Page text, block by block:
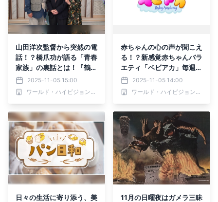
山田洋次監督から突然の電
話！？橋爪功が語る「青春
家族」の裏話とは！『鶴瓶
ちゃんとサワコちゃん～昭
和の大先輩とおかしな２人
～』第53回ゲスト：橋爪
時00分～ BS12 トゥエル
ビで放送
2025-11-05 15:00
ワールド・ハイビジョン・チャンネル株式会社
赤ちゃんの心の声が聞こえ
る！？新感覚赤ちゃんバラ
エティ「ベビアカ」毎週水
曜よる9:55～ BS12 トゥ
エルビで放送開始
2025-11-05 14:00
ワールド・ハイビジョン・チャンネル株式会社
日々の生活に寄り添う、美
11月の日曜夜はガメラ三昧